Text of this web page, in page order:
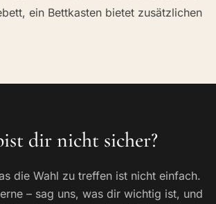
ein Bettkasten bietet zusätzlichen
dir nicht sicher?
die Wahl zu treffen ist nicht einfach.
– sag uns, was dir wichtig ist, und